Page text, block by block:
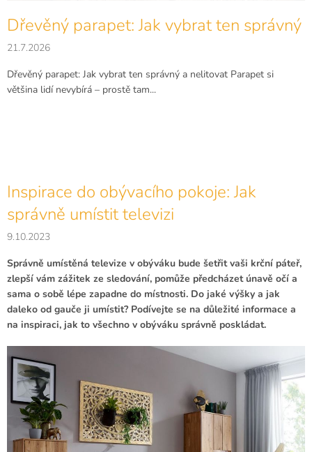
Dřevěný parapet: Jak vybrat ten správný
21.7.2026
Dřevěný parapet: Jak vybrat ten správný a nelitovat Parapet si
většina lidí nevybírá – prostě tam...
Inspirace do obývacího pokoje: Jak
správně umístit televizi
9.10.2023
Správně umístěná televize v obýváku bude šetřit vaši krční páteř,
zlepší vám zážitek ze sledování, pomůže předcházet únavě očí a
sama o sobě lépe zapadne do místnosti. Do jaké výšky a jak
daleko od gauče ji umístit? Podívejte se na důležité informace a
na inspiraci, jak to všechno v obýváku správně poskládat.